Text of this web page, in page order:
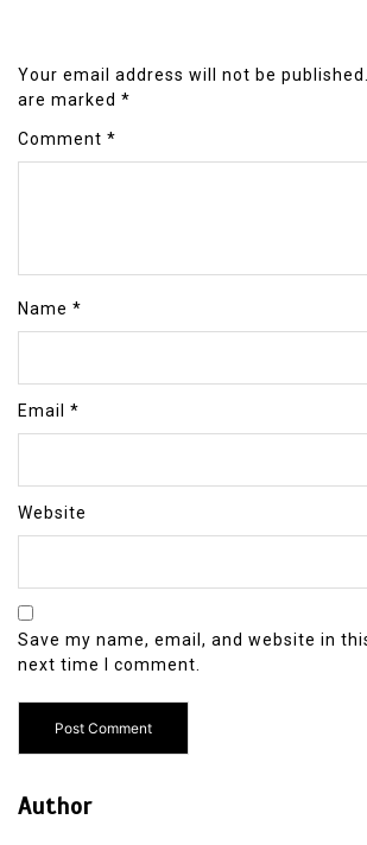
Your email address will not be published.
are marked *
Comment *
Name *
Email *
Website
Save my name, email, and website in
next time I comment.
Author